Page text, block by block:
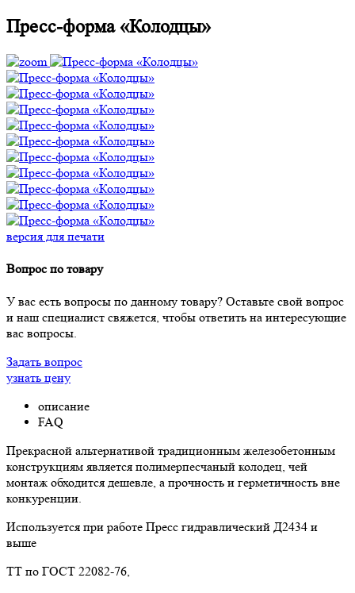
Пресс-форма «Колодцы»
версия для печати
Вопрос по товару
У вас есть вопросы по данному товару? Оставьте свой вопрос
и наш специалист свяжется, чтобы ответить на интересующие
вас вопросы.
Задать вопрос
узнать цену
описание
FAQ
Прекрасной альтернативой традиционным железобетонным
конструкциям является полимерпесчаный колодец, чей
монтаж обходится дешевле, а прочность и герметичность вне
конкуренции.
Используется при работе Пресс гидравлический Д2434 и
выше
ТТ по ГОСТ 22082-76,